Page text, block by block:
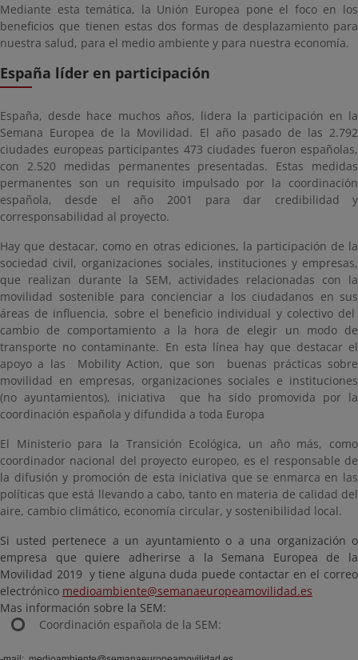
Mediante esta temática, la Unión Europea pone el foco en los
beneficios que tienen estas dos formas de desplazamiento para
nuestra salud, para el medio ambiente y para nuestra economía.
España líder en participación
España, desde hace muchos años, lidera la participación en la
Semana Europea de la Movilidad. El año pasado de las 2.792
ciudades europeas participantes 473 ciudades fueron españolas,
con 2.520 medidas permanentes presentadas. Estas medidas
permanentes son un requisito impulsado por la coordinación
española, desde el año 2001 para dar credibilidad y
corresponsabilidad al proyecto.
Hay que destacar, como en otras ediciones, la participación de la
sociedad civil, organizaciones sociales, instituciones y empresas,
que realizan durante la SEM, actividades relacionadas con la
movilidad sostenible para concienciar a los ciudadanos en sus
áreas de influencia, sobre el beneficio individual y colectivo del
cambio de comportamiento a la hora de elegir un modo de
transporte no contaminante. En esta línea hay que destacar el
apoyo a las Mobility Action, que son buenas prácticas sobre
movilidad en empresas, organizaciones sociales e instituciones
(no ayuntamientos), iniciativa que ha sido promovida por la
coordinación española y difundida a toda Europa
El Ministerio para la Transición Ecológica, un año más, como
coordinador nacional del proyecto europeo, es el responsable de
la difusión y promoción de esta iniciativa que se enmarca en las
políticas que está llevando a cabo, tanto en materia de calidad del
aire, cambio climático, economía circular, y sostenibilidad local.
Si usted pertenece a un ayuntamiento o a una organización o
empresa que quiere adherirse a la Semana Europea de la
Movilidad 2019 y tiene alguna duda puede contactar en el correo
electrónico medioambiente@semanaeuropeamovilidad.es
Mas información sobre la SEM:
Coordinación española de la SEM: